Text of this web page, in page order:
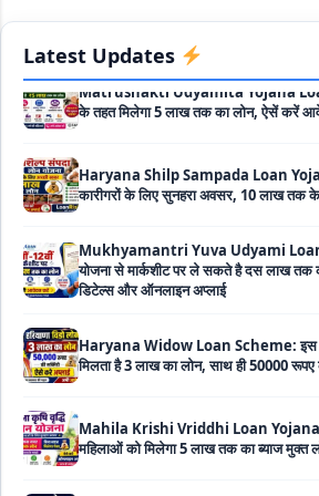
Latest Updates
Matrushakti Udyamita Yojana Loan:
के तहत मिलेगा 5 लाख तक का लोन, ऐसें करें
Haryana Shilp Sampada Loan
Mukhyamantri Yuva Udyami Loan
योजना से मार्कशीट पर ले सकते है दस लाख तक
Haryana Widow Loan Scheme: इस
मिलता है 3 लाख का लोन, साथ ही 50000 रूपए
Mahila Krishi Vriddhi Loan Yojana:
UP Cattle Farming Loan Scheme:
स्कीम से मिलता है दस लाख का लोन, साथ ही